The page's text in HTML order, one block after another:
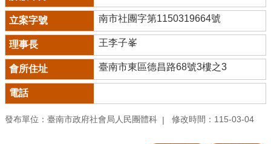
南市社團字第1150319664號
王李子峯
臺南市東區德昌路68號3樓之3
發布單位：臺南市政府社會局人民團體科 修改時間：115-03-04